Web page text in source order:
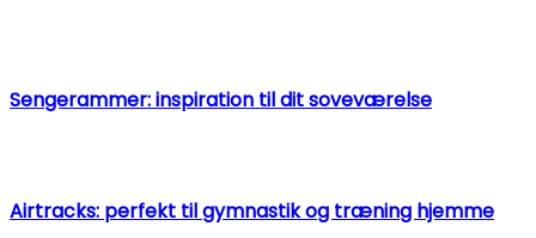
Sengerammer: inspiration til dit soveværelse
Airtracks: perfekt til gymnastik og træning hjemme